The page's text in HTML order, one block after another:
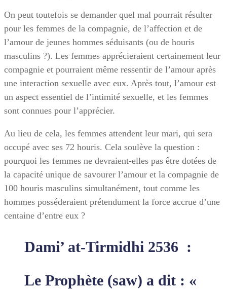
On peut toutefois se demander quel mal pourrait résulter
pour les femmes de la compagnie, de l’affection et de
l’amour de jeunes hommes séduisants (ou de houris
masculins ?). Les femmes apprécieraient certainement leur
compagnie et pourraient même ressentir de l’amour après
une interaction sexuelle avec eux. Après tout, l’amour est
un aspect essentiel de l’intimité sexuelle, et les femmes
sont connues pour l’apprécier.
Au lieu de cela, les femmes attendent leur mari, qui sera
occupé avec ses 72 houris. Cela soulève la question :
pourquoi les femmes ne devraient-elles pas être dotées de
la capacité unique de savourer l’amour et la compagnie de
100 houris masculins simultanément, tout comme les
hommes posséderaient prétendument la force accrue d’une
centaine d’entre eux ?
Dami’ at-Tirmidhi 2536 :
Le Prophète (saw) a dit : «